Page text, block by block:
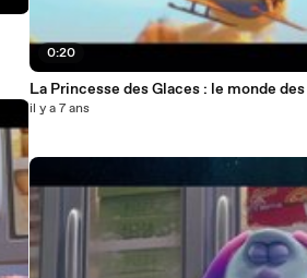
0:20
La Princesse des Glaces : le monde
il y a 7 ans